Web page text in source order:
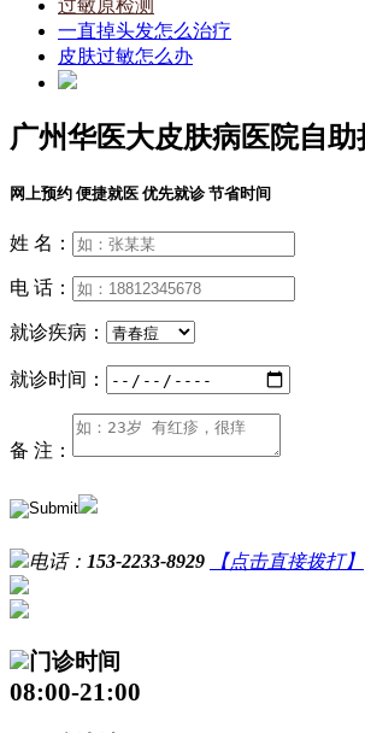
过敏原检测
一直掉头发怎么治疗
皮肤过敏怎么办
广州华医大皮肤病医院自助
网上预约 便捷就医 优先就诊 节省时间
姓 名：
电 话：
就诊疾病：
就诊时间：
备 注：
电话： 153-2233-8929 【点击直接拨打】
门诊时间
08:00-21:00